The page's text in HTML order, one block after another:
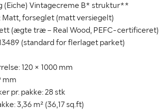
(Eiche) Vintagecreme B* struktur**
Matt, forseglet (matt versiegelt)
(ægte træ – Real Wood, PEFC-certificeret)
(standard for flerlaget parket)
120 × 1000 mm
mm
pr. pakke: 28 stk
3,36 m² (36,17 sq.ft)